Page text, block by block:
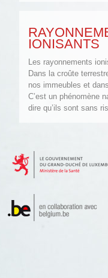
IONISANTS
Les rayonnements
Dans la croûte
nos immeubles et
C’est un phénomène
dire qu’ils sont sans